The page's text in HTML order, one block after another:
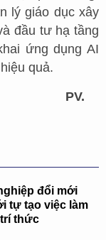
lý giáo dục xây
đầu tư hạ tầng
ứng dụng AI
quả.
PV.
đổi mới
tự tạo việc làm
thức